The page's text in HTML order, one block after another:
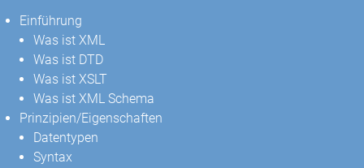
Einführung
Was ist XML
Was ist DTD
Was ist XSLT
Was ist XML Schema
Prinzipien/Eigenschaften
Datentypen
Syntax